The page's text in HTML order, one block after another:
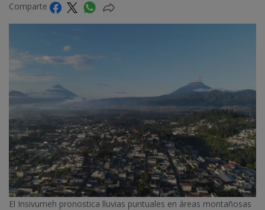
Comparte
El Insivumeh pronostica lluvias puntuales en áreas montañosas